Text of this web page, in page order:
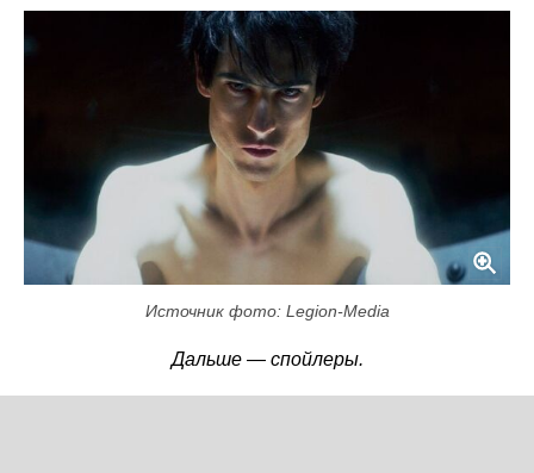
Источник фото: Legion-Media
Дальше — спойлеры.